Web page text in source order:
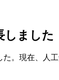
しました
。現在、人